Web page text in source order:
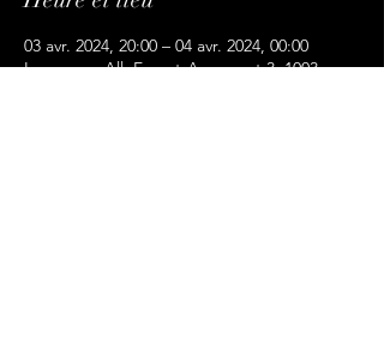
03 avr. 2024, 20:00 – 04 avr. 2024, 00:00
Lausanne, All. Ernest-Ansermet 3, 1003